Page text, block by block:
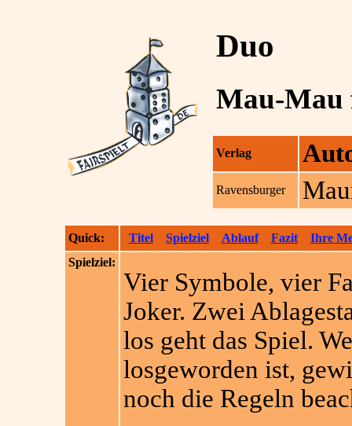
Duo
Mau-Mau
Verlag
Ravensburger
Quick: Titel Spielziel Ablauf Fazit
Ihre
Spielziel:
Vier Symbole, vier
Joker. Zwei
los geht das Spiel.
losgeworden ist,
noch die Regeln